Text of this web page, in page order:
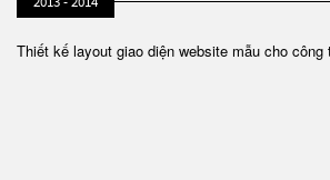
Thiết kế layout giao diện website mẫu cho công